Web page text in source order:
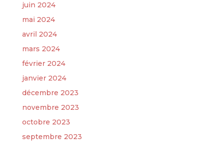
juin 2024
mai 2024
avril 2024
mars 2024
février 2024
janvier 2024
décembre 2023
novembre 2023
octobre 2023
septembre 2023